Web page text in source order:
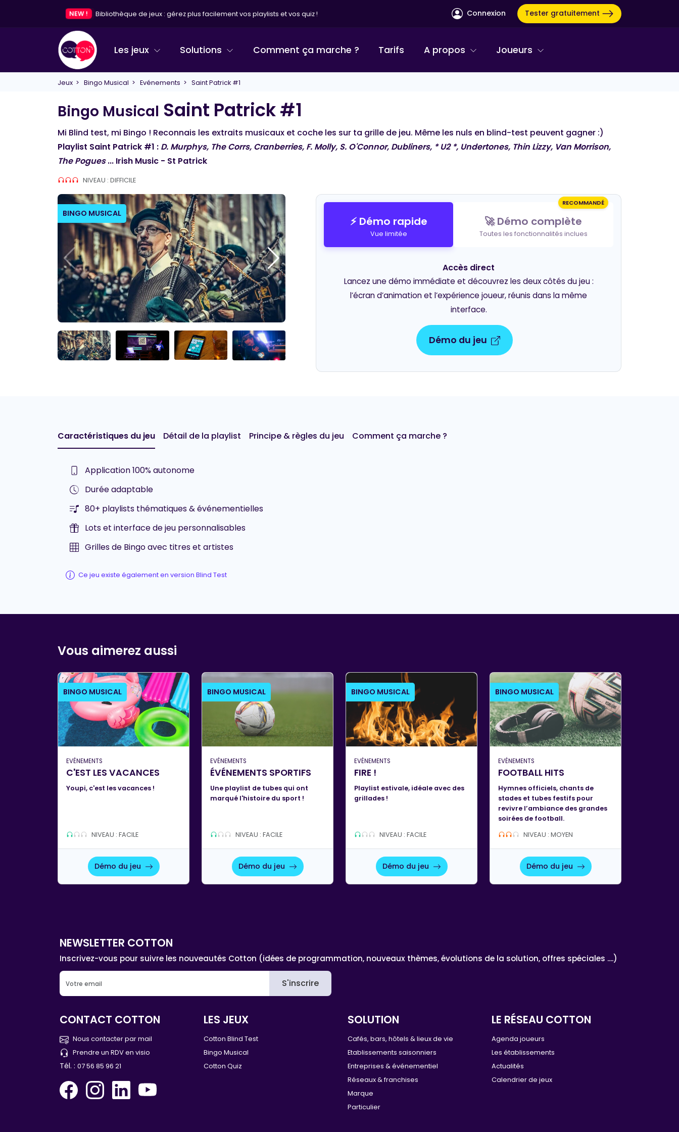
NEW ! Bibliothèque de jeux : gérez plus facilement vos playlists et vos quiz ! Connexion Tester gratuitement
Les jeux Solutions Comment ça marche ? Tarifs A propos Joueurs
Jeux > Bingo Musical > Evénements > Saint Patrick #1
Bingo Musical Saint Patrick #1
Mi Blind test, mi Bingo ! Reconnais les extraits musicaux et coche les sur ta grille de jeu. Même les nuls en blind-test peuvent gagner :)
Playlist Saint Patrick #1 : D. Murphys, The Corrs, Cranberries, F. Molly, S. O'Connor, Dubliners, * U2 *, Undertones, Thin Lizzy, Van Morrison,
The Pogues... Irish Music - St Patrick
NIVEAU : DIFFICILE
BINGO MUSICAL
⚡ Démo rapide
Vue limitée
RECOMMANDÉ
🚀 Démo complète
Toutes les fonctionnalités inclues
Accès direct
Lancez une démo immédiate et découvrez les deux côtés du jeu :
l’écran d’animation et l’expérience joueur, réunis dans la même
interface.
Démo du jeu
Caractéristiques du jeu Détail de la playlist Principe & règles du jeu Comment ça marche ?
Application 100% autonome
Durée adaptable
80+ playlists thématiques & événementielles
Lots et interface de jeu personnalisables
Grilles de Bingo avec titres et artistes
Ce jeu existe également en version Blind Test
Vous aimerez aussi
BINGO MUSICAL
EVÉNEMENTS
C'EST LES VACANCES
Youpi, c'est les vacances !
NIVEAU : FACILE
Démo du jeu
BINGO MUSICAL
EVÉNEMENTS
ÉVÉNEMENTS SPORTIFS
Une playlist de tubes qui ont
marqué l'histoire du sport !
NIVEAU : FACILE
Démo du jeu
BINGO MUSICAL
EVÉNEMENTS
FIRE !
Playlist estivale, idéale avec des
grillades !
NIVEAU : FACILE
Démo du jeu
BINGO MUSICAL
EVÉNEMENTS
FOOTBALL HITS
Hymnes officiels, chants de
stades et tubes festifs pour
revivre l’ambiance des grandes
soirées de football.
NIVEAU : MOYEN
Démo du jeu
NEWSLETTER COTTON
Inscrivez-vous pour suivre les nouveautés Cotton (idées de programmation, nouveaux thèmes, évolutions de la solution, offres spéciales ....)
S'inscrire
CONTACT COTTON
Nous contacter par mail
Prendre un RDV en visio
Tél. : 07 56 85 96 21
LES JEUX
Cotton Blind Test
Bingo Musical
Cotton Quiz
SOLUTION
Cafés, bars, hôtels & lieux de vie
Etablissements saisonniers
Entreprises & événementiel
Réseaux & franchises
Marque
Particulier
LE RÉSEAU COTTON
Agenda joueurs
Les établissements
Actualités
Calendrier de jeux